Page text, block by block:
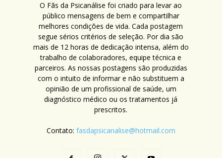
O Fãs da Psicanálise foi criado para levar ao
público mensagens de bem e compartilhar
melhores condições de vida. Cada postagem
segue sérios critérios de seleção. Por dia são
mais de 12 horas de dedicação intensa, além do
trabalho de colaboradores, equipe técnica e
parceiros. As nossas postagens são produzidas
com o intuito de informar e não substituem a
opinião de um profissional de saúde, um
diagnóstico médico ou os tratamentos já
prescritos.
Contato: fasdapsicanalise@hotmail.com